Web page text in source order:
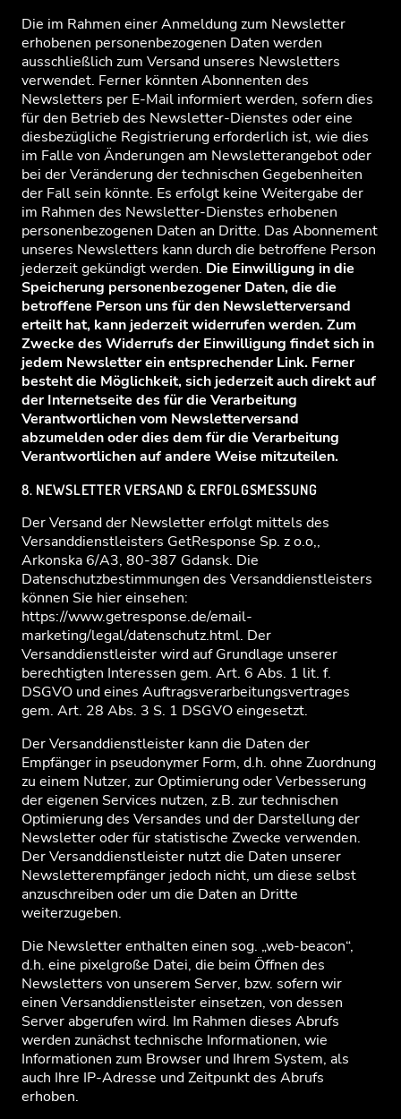
Die im Rahmen einer Anmeldung zum Newsletter
erhobenen personenbezogenen Daten werden
ausschließlich zum Versand unseres Newsletters
verwendet. Ferner könnten Abonnenten des
Newsletters per E-Mail informiert werden, sofern dies
für den Betrieb des Newsletter-Dienstes oder eine
diesbezügliche Registrierung erforderlich ist, wie dies
im Falle von Änderungen am Newsletterangebot oder
bei der Veränderung der technischen Gegebenheiten
der Fall sein könnte. Es erfolgt keine Weitergabe der
im Rahmen des Newsletter-Dienstes erhobenen
personenbezogenen Daten an Dritte. Das Abonnement
unseres Newsletters kann durch die betroffene Person
jederzeit gekündigt werden. Die Einwilligung in die
Speicherung personenbezogener Daten, die die
betroffene Person uns für den Newsletterversand
erteilt hat, kann jederzeit widerrufen werden. Zum
Zwecke des Widerrufs der Einwilligung findet sich in
jedem Newsletter ein entsprechender Link. Ferner
besteht die Möglichkeit, sich jederzeit auch direkt auf
der Internetseite des für die Verarbeitung
Verantwortlichen vom Newsletterversand
abzumelden oder dies dem für die Verarbeitung
Verantwortlichen auf andere Weise mitzuteilen.
8. NEWSLETTER VERSAND & ERFOLGSMESSUNG
Der Versand der Newsletter erfolgt mittels des
Versanddienstleisters GetResponse Sp. z o.o,,
Arkonska 6/A3, 80-387 Gdansk. Die
Datenschutzbestimmungen des Versanddienstleisters
können Sie hier einsehen:
https://www.getresponse.de/email-
marketing/legal/datenschutz.html. Der
Versanddienstleister wird auf Grundlage unserer
berechtigten Interessen gem. Art. 6 Abs. 1 lit. f.
DSGVO und eines Auftragsverarbeitungsvertrages
gem. Art. 28 Abs. 3 S. 1 DSGVO eingesetzt.
Der Versanddienstleister kann die Daten der
Empfänger in pseudonymer Form, d.h. ohne Zuordnung
zu einem Nutzer, zur Optimierung oder Verbesserung
der eigenen Services nutzen, z.B. zur technischen
Optimierung des Versandes und der Darstellung der
Newsletter oder für statistische Zwecke verwenden.
Der Versanddienstleister nutzt die Daten unserer
Newsletterempfänger jedoch nicht, um diese selbst
anzuschreiben oder um die Daten an Dritte
weiterzugeben.
Die Newsletter enthalten einen sog. „web-beacon“,
d.h. eine pixelgroße Datei, die beim Öffnen des
Newsletters von unserem Server, bzw. sofern wir
einen Versanddienstleister einsetzen, von dessen
Server abgerufen wird. Im Rahmen dieses Abrufs
werden zunächst technische Informationen, wie
Informationen zum Browser und Ihrem System, als
auch Ihre IP-Adresse und Zeitpunkt des Abrufs
erhoben.